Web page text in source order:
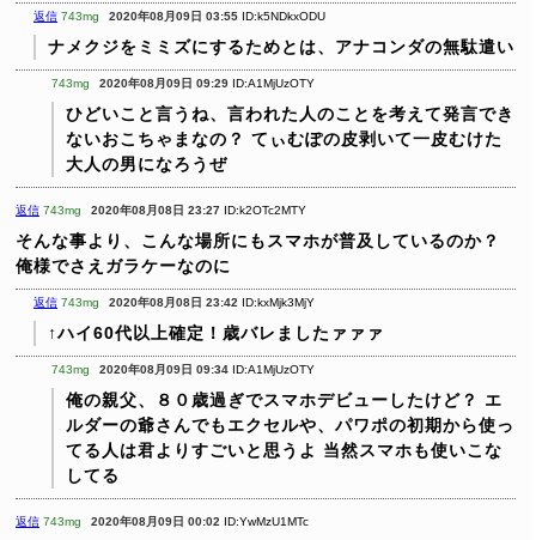
返信 743mg 2020年08月09日 03:55 ID:k5NDkxODU
ナメクジをミミズにするためとは、アナコンダの無駄遣い
743mg 2020年08月09日 09:29 ID:A1MjUzOTY
ひどいこと言うね、言われた人のことを考えて発言でき
ないおこちゃまなの？ てぃむぽの皮剥いて一皮むけた
大人の男になろうぜ
返信 743mg 2020年08月08日 23:27 ID:k2OTc2MTY
そんな事より、こんな場所にもスマホが普及しているのか？
俺様でさえガラケーなのに
返信 743mg 2020年08月08日 23:42 ID:kxMjk3MjY
↑ハイ60代以上確定！歳バレましたァァァ
743mg 2020年08月09日 09:34 ID:A1MjUzOTY
俺の親父、８０歳過ぎでスマホデビューしたけど？
エ
ルダーの爺さんでもエクセルや、パワポの初期から使っ
てる人は君よりすごいと思うよ 当然スマホも使いこな
してる
返信 743mg 2020年08月09日 00:02 ID:YwMzU1MTc